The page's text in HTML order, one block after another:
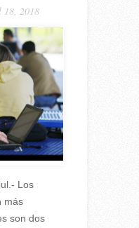
2018
Los
más
son dos